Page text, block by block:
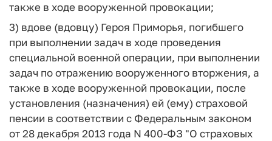
также в ходе вооруженной провокации;
3) вдове (вдовцу) Героя Приморья, погибшего
при выполнении задач в ходе проведения
специальной военной операции, при выполнении
задач по отражению вооруженного вторжения, а
также в ходе вооруженной провокации, после
установления (назначения) ей (ему) страховой
пенсии в соответствии с Федеральным законом
от 28 декабря 2013 года N 400-ФЗ "О страховых